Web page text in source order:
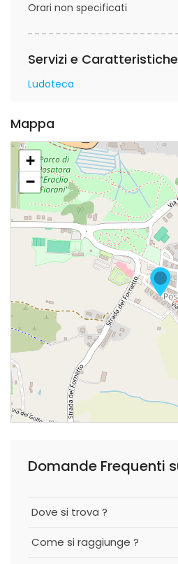
Orari non specificati
Servizi e Caratteristiche
Ludoteca
Mappa
+
−
Dove si trova ?
Come si raggiunge ?